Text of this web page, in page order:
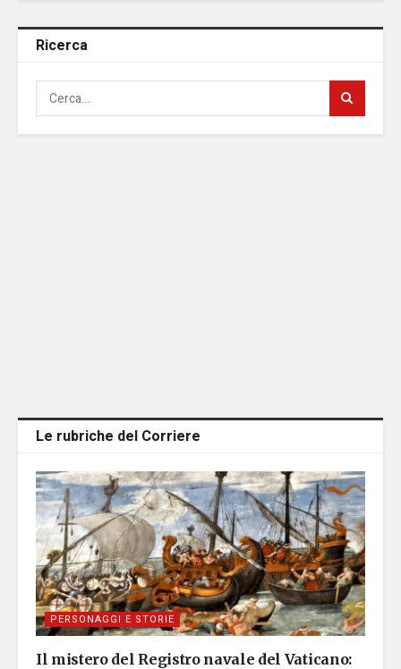
Ricerca
Le rubriche del Corriere
PERSONAGGI E STORIE
Il mistero del Registro navale del Vaticano: